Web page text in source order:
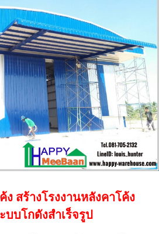
ง สร้างโรงงานหลังคาโค้ง
บบโกดังสำเร็จรูป